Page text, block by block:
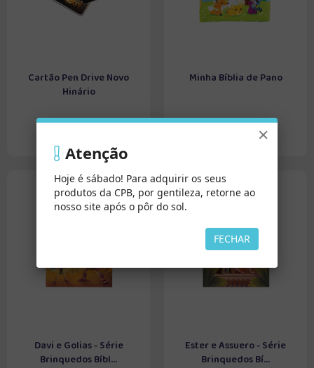
Cartão Pen Drive Novo
Hinário
Minha Bíblia de Pano
Davi e Golias - Série
Brinquedos Bíbl...
Ester e Assuero - Série
Brinquedos Bí...
×
Atenção
Hoje é sábado! Para adquirir os seus
produtos da CPB, por gentileza, retorne ao
nosso site após o pôr do sol.
FECHAR